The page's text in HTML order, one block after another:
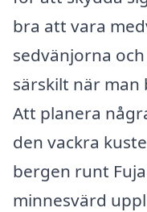
bra att vara
sedvänjorna
särskilt när man
Att planera
den vackra
bergen runt
minnesvärd